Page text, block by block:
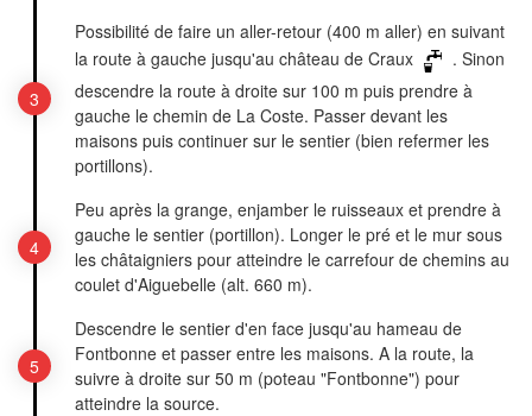
Possibilité de faire un aller-retour (400 m aller) en suivant
la route à gauche jusqu'au château de Craux
. Sinon
descendre la route à droite sur 100 m puis prendre à
gauche le chemin de La Coste. Passer devant les
maisons puis continuer sur le sentier (bien refermer les
portillons).
Peu après la grange, enjamber le ruisseaux et prendre à
gauche le sentier (portillon). Longer le pré et le mur sous
les châtaigniers pour atteindre le carrefour de chemins au
coulet d'Aiguebelle (alt. 660 m).
Descendre le sentier d'en face jusqu'au hameau de
Fontbonne et passer entre les maisons. A la route, la
suivre à droite sur 50 m (poteau "Fontbonne") pour
atteindre la source.